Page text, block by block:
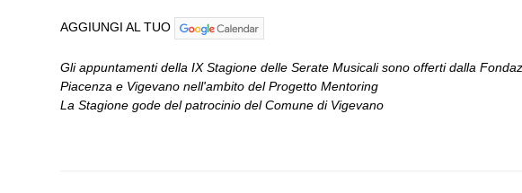
AGGIUNGI AL TUO
Gli appuntamenti della IX Stagione delle Serate Musicali sono offerti dalla
Piacenza e Vigevano nell'ambito del Progetto Mentoring
La Stagione gode del patrocinio del Comune di Vigevano